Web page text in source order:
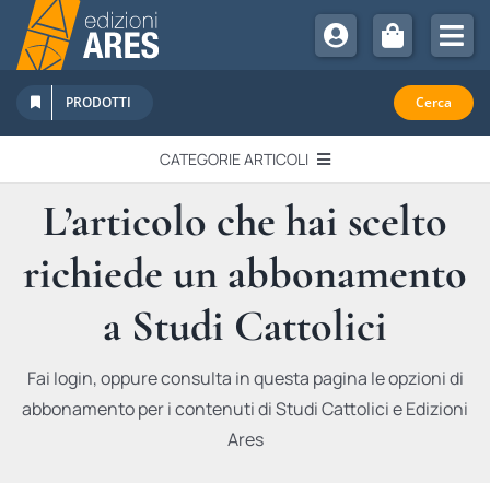
Salta
contenuto
Chi Siamo
Sostienici
Abbonamenti
Promozioni
Newsletter
PRODOTTI Cerca
CATEGORIE ARTICOLI
EDITORIALI
IN QUESTO NUMERO
RECENSIONI
L’articolo che hai scelto
richiede un abbonamento
a Studi Cattolici
Fai login, oppure consulta in questa pagina le opzioni di
abbonamento per i contenuti di Studi Cattolici e Edizioni
Ares